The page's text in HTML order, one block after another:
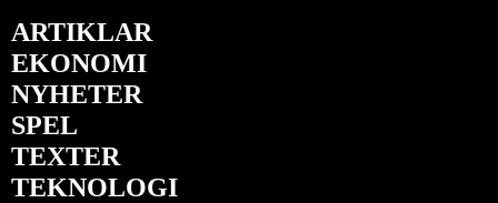
ARTIKLAR
EKONOMI
NYHETER
SPEL
TEXTER
TEKNOLOGI